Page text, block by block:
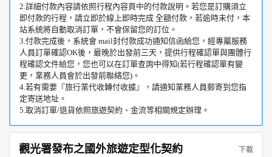
2.詳細付款內容請依照行程內容頁中的付款說明。若您是訂購須立
即付款的行程，請立即於線上即時完成 全額付款，若逾時未付，本
站系統將自動取消訂單，不會保留您的訂位。
3.付款完成後，系統會 mail封付款成功通知信函給您，經專屬服務
人員訂單確認OK後，最晚於出發前三天，提供行程確認單與團體行
程確認文件給您，您也可以在訂單查詢中得知(若行程確認單有變
更，業務人員會於出發前聯絡您)。
4.若有需要『旅行業代收轉付收據』，請通知業務人員郵寄到您指
定寄送地址。
5.取消訂單/退貨依照旅遊契約、金流等相關規定辦理。
觀光署發布之國外旅遊定型化契約 下載